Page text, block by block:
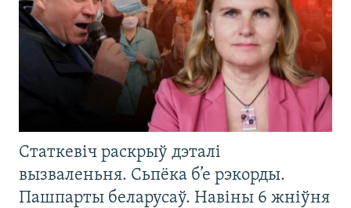
Статкевіч раскрыў дэталі
вызваленьня. Сьпёка б’е рэкорды.
Пашпарты беларусаў. Навіны 6 жніўня